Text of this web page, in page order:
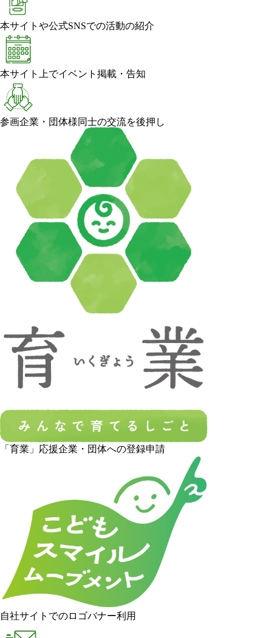
本サイトや公式SNSでの活動の紹介
本サイト上でイベント掲載・告知
参画企業・団体様同士の交流を後押し
「育業」応援企業・団体への登録申請
自社サイトでのロゴバナー利用